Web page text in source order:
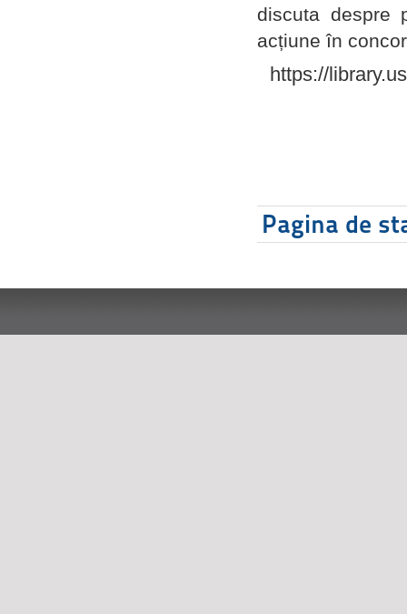
discuta despre
acțiune în
https://
Pagina de